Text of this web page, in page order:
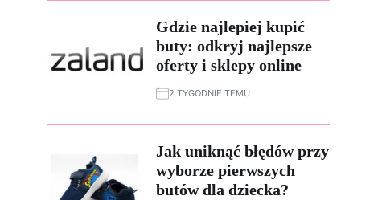
Gdzie najlepiej kupić
buty: odkryj najlepsze
oferty i sklepy online
2 TYGODNIE TEMU
Jak uniknąć błędów przy
wyborze pierwszych
butów dla dziecka?